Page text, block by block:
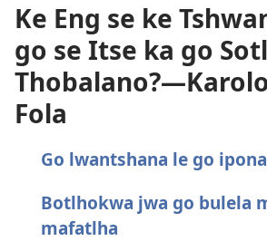
Ke Eng se ke
go se Itse ka go
Fola
Go lwantshana le go
Botlhokwa jwa go bulela
mafatlha